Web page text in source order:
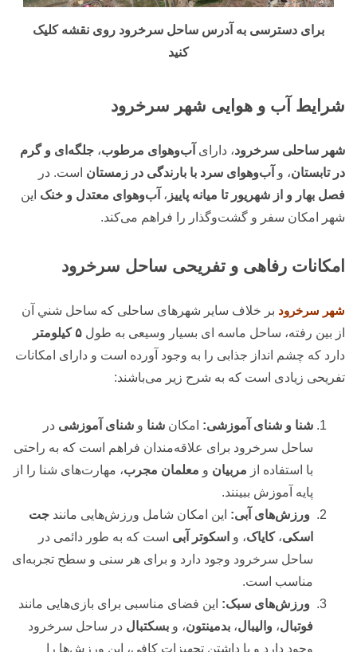
برای دسترسی به آدرس ساحل سرخرود روی نقشه کلیک
کنید
شرایط آب و هوایی شهر سرخرود
شهر ساحلی سرخرود، دارای آب‌وهوای مرطوب، جلگه‌ای و گرم
در تابستان، و آب‌وهوای سرد با بارندگی در زمستان است. در
فصل بهار و از شهریور تا میانه پاییز ، آب‌وهوای معتدل و خنک این
شهر امکان سفر و گشت‌وگذار را فراهم می‌کند.
امکانات رفاهی و تفریحی ساحل سرخرود
شهر سرخرود بر خلاف سایر شهرهای ساحلی كه ساحل شني آن
از بين رفته، ساحل ماسه ای بسیار وسیعی به طول
دارد که چشم انداز جذابی را به وجود آورده است و دارای امکانات
تفریحی زیادی است که به شرح زیر می‌باشند:
شنا و شنای آموزشی: امکان شنا و شنای آموزشی در
ساحل سرخرود برای علاقه‌مندان فراهم است که به راحتی
با استفاده از مربیان و معلمان مجرب، مهارت‌های شنا را از
پایه آموزش ببینند.
ورزش‌های آبی: این امکان شامل ورزش‌هایی مانند جت
اسکی، کایاک، و اسکوتر آبی است که به طور دائمی در
ساحل سرخرود وجود دارد و برای هر سنی و سطح تجربه‌ای
مناسب است.
ورزش‌های سبک: این فضای مناسبی برای بازی‌هایی مانند
فوتبال، والیبال، بدمینتون، و بسکتبال در ساحل سرخرود
وجود دارد و با داشتن تجهیزات کافی، این ورزش‌ها را